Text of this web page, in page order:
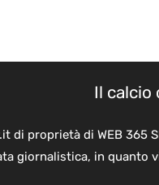
Il calcio
di proprietà di WEB 365
giornalistica, in quanto